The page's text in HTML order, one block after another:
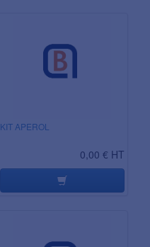
KIT APEROL
0,00 € HT